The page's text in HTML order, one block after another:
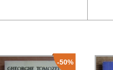
-50%